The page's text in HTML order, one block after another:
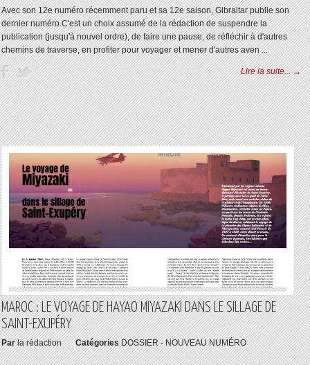
Avec son 12e numéro récemment paru et sa 12e saison, Gibraltar publie son
dernier numéro.C'est un choix assumé de la rédaction de suspendre la
publication (jusqu'à nouvel ordre), de faire une pause, de réfléchir à d'autres
chemins de traverse, en profiter pour voyager et mener d'autres aven ...
Lire la suite... →
MAROC : LE VOYAGE DE HAYAO MIYAZAKI DANS LE SILLAGE DE
SAINT-EXUPÉRY
Par la rédaction Catégories DOSSIER - NOUVEAU NUMÉRO